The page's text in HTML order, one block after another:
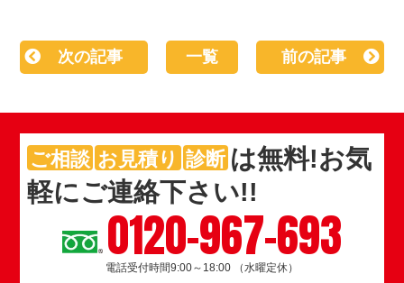
次の記事 一覧 前の記事
ご相談 お見積り 診断 は無料!お気
軽にご連絡下さい!!
0120-967-693
電話受付時間9:00～18:00 （水曜定休）